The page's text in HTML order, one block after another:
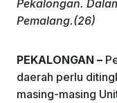
b
o
k
Pekalongan.
Pemalang.(26)
PEKALONGAN –
daerah perlu
masing-masing